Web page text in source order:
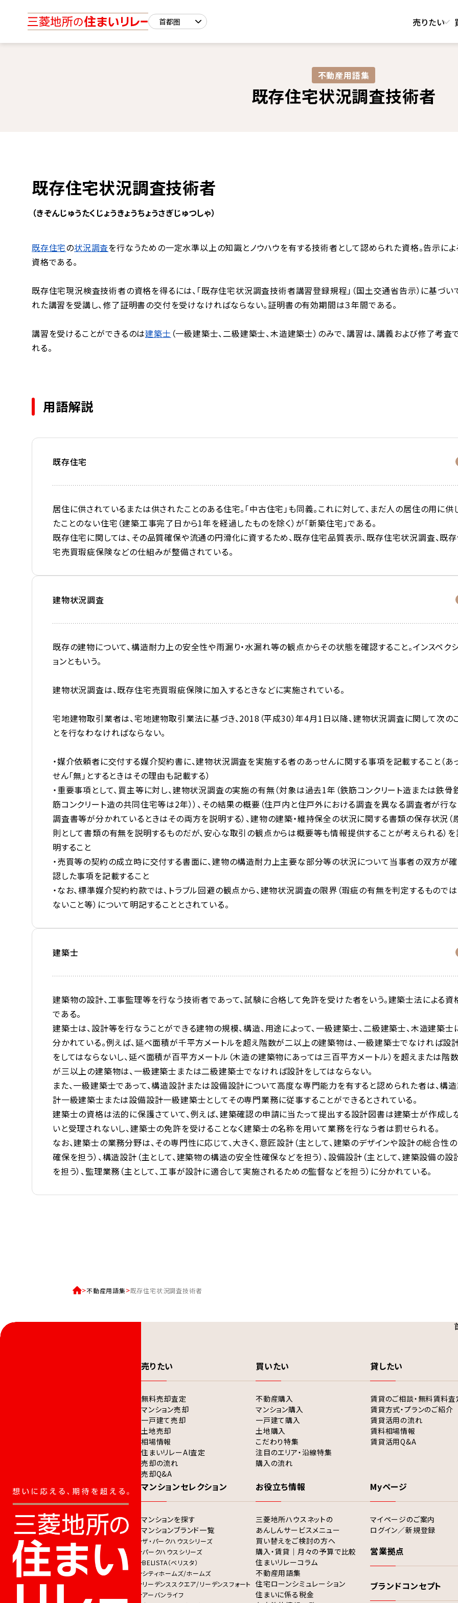
売りたい
不動産用語集​
既存住宅状況調査技術者
既存住宅状況調査技術者
（きぞんじゅうたくじょうきょうちょうさぎじゅつしゃ）
既存住宅の状況調査を行なうための一定水準以上の知識とノウハウを有する技術者として認められた資格。告示によ
資格である。
既存住宅現況検査技術者の資格を得るには、「既存住宅状況調査技術者講習登録規程」（国土交通省告示）に基づい
れた講習を受講し、修了証明書の交付を受けなければならない。証明書の有効期間は３年間である。
講習を受けることができるのは建築士 （一級建築士、二級建築士、木造建築士）のみで、講習は、講義および修了考査
れる。
用語解説
既存住宅
居住に供されているまたは供されたことのある住宅。「中古住宅」も同義。これに対して、まだ人の居住の用に供
たことのない住宅（建築工事完了日から1年を経過したものを除く）が「新築住宅」である。
既存住宅に関しては、その品質確保や流通の円滑化に資するため、既存住宅品質表示、既存住宅状況調査、既
宅売買瑕疵保険などの仕組みが整備されている。
建物状況調査
既存の建物について、構造耐力上の安全性や雨漏り・水漏れ等の観点からその状態を確認すること。インスペク
ョンともいう。
建物状況調査は、既存住宅売買瑕疵保険に加入するときなどに実施されている。
宅地建物取引業者は、宅地建物取引業法に基づき、2018（平成30）年4月1日以降、建物状況調査に関して次の
とを行なわなければならない。
・媒介依頼者に交付する媒介契約書に、建物状況調査を実施する者のあっせんに関する事項を記載すること（あ
せん「無」とするときはその理由も記載する）
・重要事項として、買主等に対し、建物状況調査の実施の有無（対象は過去1年（鉄筋コンクリート造または鉄骨
筋コンクリート造の共同住宅等は2年））、その結果の概要（住戸内と住戸外における調査を異なる調査者が行
調査書等が分かれているときはその両方を説明する）、建物の建築・維持保全の状況に関する書類の保存状況（
則として書類の有無を説明するものだが、安心な取引の観点からは概要等も情報提供することが考えられる）
明すること
・売買等の契約の成立時に交付する書面に、建物の構造耐力上主要な部分等の状況について当事者の双方が確
認した事項を記載すること
・なお、標準媒介契約約款では、トラブル回避の観点から、建物状況調査の限界（瑕疵の有無を判定するものでは
ないこと等）について明記することとされている。
建築士
建築物の設計、工事監理等を行なう技術者であって、試験に合格して免許を受けた者をいう。建築士法による資
である。
建築士は、設計等を行なうことができる建物の規模、構造、用途によって、一級建築士、二級建築士、木造建築士
分かれている。例えば、延べ面積が千平方メートルを超え階数が二以上の建築物は、一級建築士でなければ設
をしてはならないし、延べ面積が百平方メートル（木造の建築物にあっては三百平方メートル）を超えまたは階数
が三以上の建築物は、一級建築士または二級建築士でなければ設計をしてはならない。
また、一級建築士であって、構造設計または設備設計について高度な専門能力を有すると認められた者は、構
計一級建築士または設備設計一級建築士としてその専門業務に従事することができるとされている。
建築士の資格は法的に保護さていて、例えば、建築確認の申請に当たって提出する設計図書は建築士が作成し
いと受理されないし、建築士の免許を受けることなく建築士の名称を用いて業務を行なう者は罰せられる。
なお、建築士の業務分野は、その専門性に応じて、大きく、意匠設計（主として、建築のデザインや設計の総合性の
確保を担う）、構造設計（主として、建築物の構造の安全性確保などを担う）、設備設計（主として、建築設備の設
を担う）、監理業務（主として、工事が設計に適合して実施されるための監督などを担う）に分かれている。
不動産用語集 既存住宅状況調査技術者
売りたい
無料売却査定
マンション売却
一戸建て売却
土地売却
相場情報
住まいリレーAI査定
売却の流れ
売却Q&A
買いたい
不動産購入
マンション購入
一戸建て購入
土地購入
こだわり特集
注目のエリア・沿線特集
購入の流れ
貸したい
賃貸のご相談・無料賃料査
賃貸方式・プランのご紹介
賃貸活用の流れ
賃料相場情報
賃貸活用Q&A
マンションセレクション
マンションを探す
マンションブランド一覧
ザ・パークハウスシリーズ
パークハウスシリーズ
BELISTA（ベリスタ）
シティホームズ/ホームズ
リーデンススクエア/リーデンスフォート
アーバンライフ
お役立ち情報
三菱地所ハウスネットの
あんしんサービスメニュー
買い替えをご検討の方へ
購入・賃貸｜月々の予算で比較
住まいリレーコラム
不動産用語集
住宅ローンシミュレーション
住まいに係る税金
Myページ
マイページのご案内
ログイン／新規登録
営業拠点
ブランドコンセプト